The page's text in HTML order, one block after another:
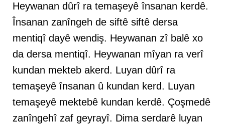
Heywanan dûrî ra temaşeyê însanan kerdê.
Însanan zanîngeh de siftê siftê dersa
mentiqî dayê wendiş. Heywanan zî balê xo
da dersa mentiqî. Heywanan mîyan ra verî
kundan mekteb akerd. Luyan dûrî ra
temaşeyê însanan û kundan kerd. Luyan
temaşeyê mektebê kundan kerdê. Çoşmedê
zanîngehî zaf geyrayî. Dima serdarê luyan